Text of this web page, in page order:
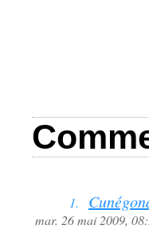
1.
mar. 26 mai 2009,